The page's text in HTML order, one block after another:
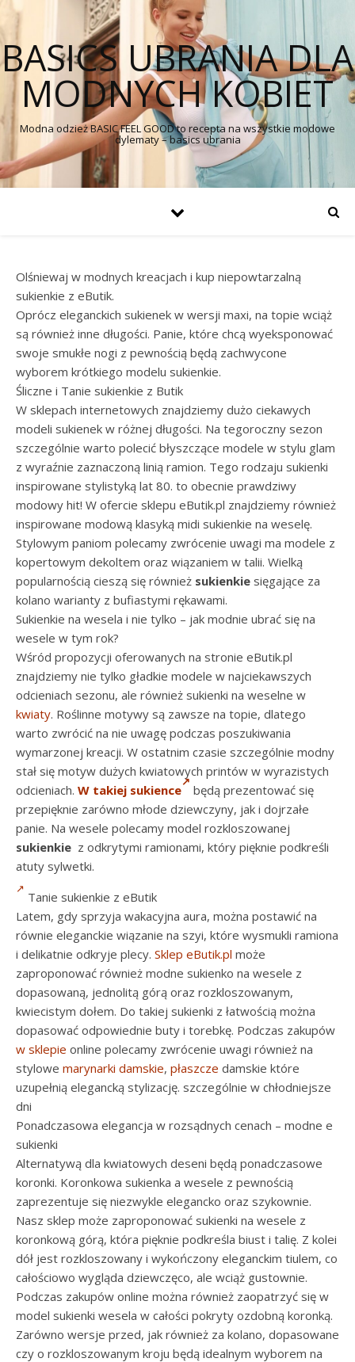
BASICS UBRANIA DLA
MODNYCH KOBIET
Modna odzież BASIC FEEL GOOD to recepta na wszystkie modowe
dylematy – basics ubrania
Olśniewaj w modnych kreacjach i kup niepowtarzalną
sukienkie z eButik.
Oprócz eleganckich sukienek w wersji maxi, na topie wciąż
są również inne długości. Panie, które chcą wyeksponować
swoje smukłe nogi z pewnością będą zachwycone
wyborem krótkiego modelu sukienkie.
Śliczne i Tanie sukienkie z Butik
W sklepach internetowych znajdziemy dużo ciekawych
modeli sukienek w różnej długości. Na tegoroczny sezon
szczególnie warto polecić błyszczące modele w stylu glam
z wyraźnie zaznaczoną linią ramion. Tego rodzaju sukienki
inspirowane stylistyką lat 80. to obecnie prawdziwy
modowy hit! W ofercie sklepu eButik.pl znajdziemy również
inspirowane modową klasyką midi sukienkie na weselę.
Stylowym paniom polecamy zwrócenie uwagi ma modele z
kopertowym dekoltem oraz wiązaniem w talii. Wielką
popularnością cieszą się również sukienkie sięgające za
kolano warianty z bufiastymi rękawami.
Sukienkie na wesela i nie tylko – jak modnie ubrać się na
wesele w tym rok?
Wśród propozycji oferowanych na stronie eButik.pl
znajdziemy nie tylko gładkie modele w najciekawszych
odcieniach sezonu, ale również sukienki na weselne w
kwiaty. Roślinne motywy są zawsze na topie, dlatego
warto zwrócić na nie uwagę podczas poszukiwania
wymarzonej kreacji. W ostatnim czasie szczególnie modny
stał się motyw dużych kwiatowych printów w wyrazistych
odcieniach. W takiej sukience
będą prezentować się
przepięknie zarówno młode dziewczyny, jak i dojrzałe
panie. Na wesele polecamy model rozkloszowanej
sukienkie z odkrytymi ramionami, który pięknie podkreśli
atuty sylwetki.
Tanie sukienkie z eButik
Latem, gdy sprzyja wakacyjna aura, można postawić na
równie eleganckie wiązanie na szyi, które wysmukli ramiona
i delikatnie odkryje plecy. Sklep eButik.pl może
zaproponować również modne sukienko na wesele z
dopasowaną, jednolitą górą oraz rozkloszowanym,
kwiecistym dołem. Do takiej sukienki z łatwością można
dopasować odpowiednie buty i torebkę. Podczas zakupów
w sklepie online polecamy zwrócenie uwagi również na
stylowe marynarki damskie, płaszcze damskie które
uzupełnią elegancką stylizację. szczególnie w chłodniejsze
dni
Ponadczasowa elegancja w rozsądnych cenach – modne e
sukienki
Alternatywą dla kwiatowych deseni będą ponadczasowe
koronki. Koronkowa sukienka a wesele z pewnością
zaprezentuje się niezwykle elegancko oraz szykownie.
Nasz sklep może zaproponować sukienki na wesele z
koronkową górą, która pięknie podkreśla biust i talię. Z kolei
dół jest rozkloszowany i wykończony eleganckim tiulem, co
całościowo wygląda dziewczęco, ale wciąż gustownie.
Podczas zakupów online można również zaopatrzyć się w
model sukienki wesela w całości pokryty ozdobną koronką.
Zarówno wersje przed, jak również za kolano, dopasowane
czy o rozkloszowanym kroju będą idealnym wyborem na